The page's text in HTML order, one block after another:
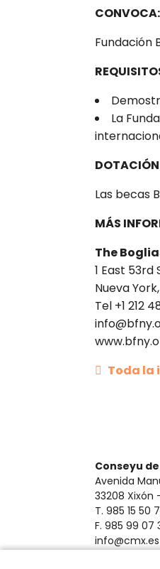
CONVOCA:
Fundación
La
Las becas
MÁS
The
1 East
Nueva York,
Tel +1 212
Toda la
Conseyu
Avenida
33208 Xixón
T. 985 15 50
F. 985 99 07
info@cmx.es